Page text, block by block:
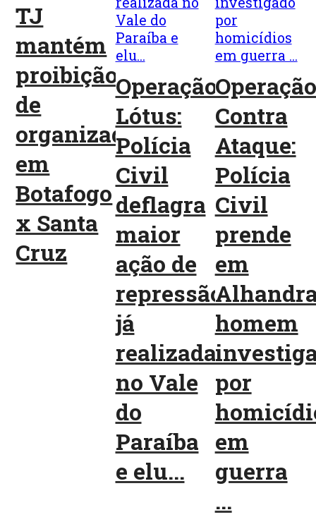
TJ
mantém
proibição
de
organizadas
em
Botafogo
x Santa
Cruz
Operação
Lótus:
Polícia
Civil
deflagra
maior
ação de
repressão
já
realizada
no Vale
do
Paraíba
e elu...
Operação
Contra
Ataque:
Polícia
Civil
prende
em
homem
por
em
guerra
...